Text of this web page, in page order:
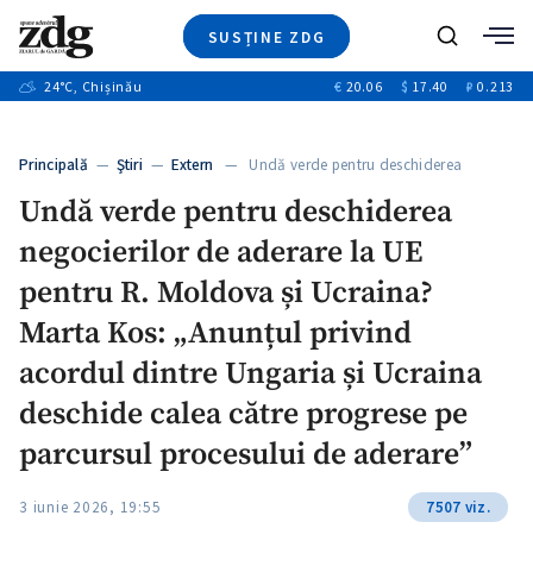
SUSȚINE ZDG
Ştiri
+11
Video
Special
Blog
Caută
24°C, Chișinău € 20.06 $ 17.40 ₽ 0.213
Principală — Ştiri — Extern — Undă verde pentru deschiderea
Undă verde pentru deschiderea
negocierilor de aderare la UE
pentru R. Moldova și Ucraina?
Marta Kos: „Anunțul privind
acordul dintre Ungaria și Ucraina
deschide calea către progrese pe
parcursul procesului de aderare”
3 iunie 2026, 19:55 7507 viz.